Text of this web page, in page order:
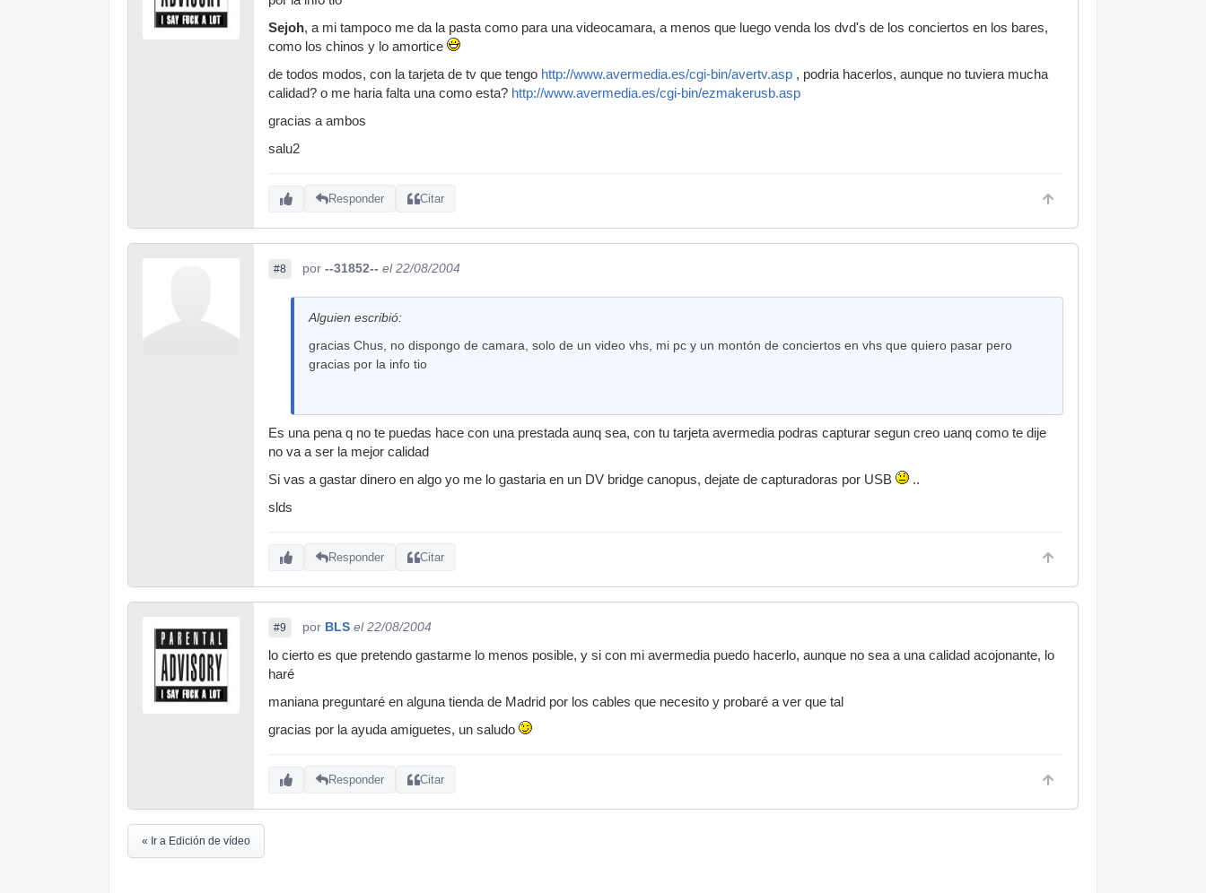
Sejoh, a mi tampoco me da la pasta como para una videocamara, a menos que luego venda los dvd's de los conciertos en los bares,
como los chinos y lo amortice
de todos modos, con la tarjeta de tv que tengo http://www.avermedia.es/cgi-bin/avertv.asp , podria hacerlos, aunque no tuviera mucha
calidad? o me haria falta una como esta? http://www.avermedia.es/cgi-bin/ezmakerusb.asp
gracias a ambos
salu2
Responder Citar
#8 por --31852-- el 22/08/2004
Alguien escribió:
gracias Chus, no dispongo de camara, solo de un video vhs, mi pc y un montón de conciertos en vhs que quiero pasar pero
gracias por la info tio
Es una pena q no te puedas hace con una prestada aunq sea, con tu tarjeta avermedia podras capturar segun creo uanq como te dije
no va a ser la mejor calidad
Si vas a gastar dinero en algo yo me lo gastaria en un DV bridge canopus, dejate de capturadoras por USB
..
slds
Responder Citar
#9 por BLS el 22/08/2004
lo cierto es que pretendo gastarme lo menos posible, y si con mi avermedia puedo hacerlo, aunque no sea a una calidad acojonante, lo
haré
maniana preguntaré en alguna tienda de Madrid por los cables que necesito y probaré a ver que tal
gracias por la ayuda amiguetes, un saludo
Responder Citar
« Ir a Edición de vídeo